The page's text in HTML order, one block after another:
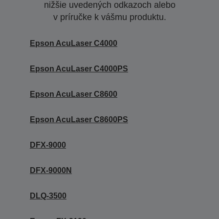
nižšie uvedených odkazoch alebo
v príručke k vášmu produktu.
Epson AcuLaser C4000
Epson AcuLaser C4000PS
Epson AcuLaser C8600
Epson AcuLaser C8600PS
DFX-9000
DFX-9000N
DLQ-3500